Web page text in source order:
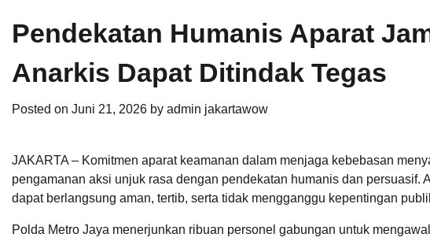
Pendekatan Humanis Aparat
Anarkis Dapat Ditindak Tegas
Posted on Juni 21, 2026 by admin jakartawow
JAKARTA – Komitmen aparat keamanan dalam menjaga kebebasan
pengamanan aksi unjuk rasa dengan pendekatan humanis dan persuasif.
dapat berlangsung aman, tertib, serta tidak mengganggu kepentingan
Polda Metro Jaya menerjunkan ribuan personel gabungan untuk